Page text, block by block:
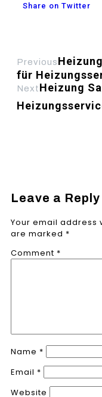
Share on Twitter
Previous
für
NextHeizung
Leave a Reply
Your email address
are marked *
Comment *
Name *
Email *
Website